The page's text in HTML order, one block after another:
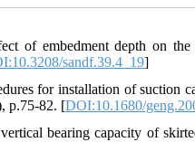
of embedment depth on
sandf.39.4_19]
for installation of suction
p.75-82. [DOI:10.1680/
bearing capacity of